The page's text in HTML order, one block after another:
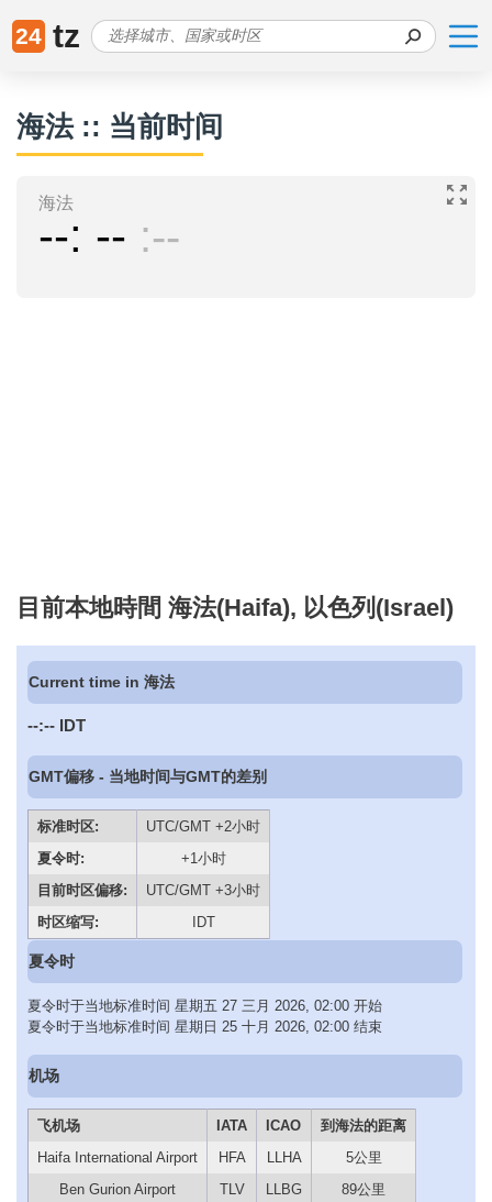
24 tz
海法 :: 当前时间
海法
-- -- --
目前本地時間 海法(Haifa), 以色列(Israel)
Current time in 海法
--:-- IDT
GMT偏移 - 当地时间与GMT的差别
标准时区:
UTC/GMT +2小时
夏令时:
+1小时
目前时区偏移:
UTC/GMT +3小时
时区缩写:
IDT
夏令时
夏令时于当地标准时间 星期五 27 三月 2026, 02:00 开始
夏令时于当地标准时间 星期日 25 十月 2026, 02:00 结束
机场
飞机场 IATA ICAO
到海法的距离
Haifa International Airport
HFA LLHA
5公里
Ben Gurion Airport
TLV LLBG 89公里